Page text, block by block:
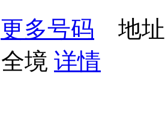
更多号码 地址
境 详情